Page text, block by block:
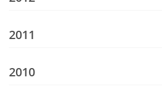
2011
2010